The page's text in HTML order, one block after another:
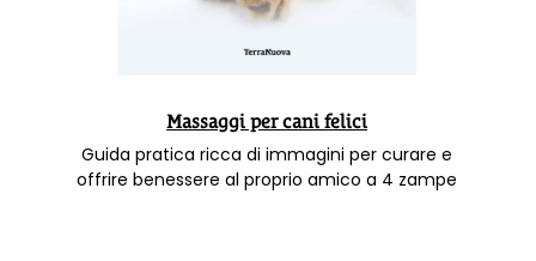
Massaggi per cani felici
Guida pratica ricca di immagini per curare e
offrire benessere al proprio amico a 4 zampe